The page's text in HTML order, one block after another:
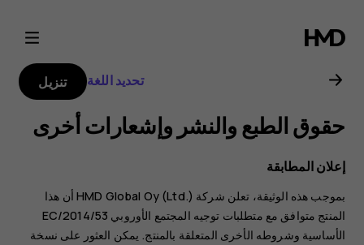
دليل
مستخدم
Nokia
3310
3G
تحديد اللغة تنزيل
حقوق الطبع والنشر وإشعارات أخرى
إعلان المطابقة
بموجب هذه الوثيقة، تعلن شركة HMD Global Oy (Ltd.)‎ أن هذا
المنتج متوافق مع متطلبات توجيه المجتمع الأوروبي 2014/53/EC
الأساسية وشروطه الأخرى المتعلقة بالمنتج. يمكن العثور على نسخة